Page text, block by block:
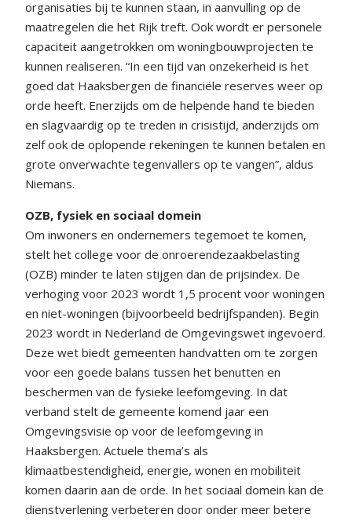
organisaties bij te kunnen staan, in aanvulling op de
maatregelen die het Rijk treft. Ook wordt er personele
capaciteit aangetrokken om woningbouwprojecten te
kunnen realiseren. “In een tijd van onzekerheid is het
goed dat Haaksbergen de financiële reserves weer op
orde heeft. Enerzijds om de helpende hand te bieden
en slagvaardig op te treden in crisistijd, anderzijds om
zelf ook de oplopende rekeningen te kunnen betalen en
grote onverwachte tegenvallers op te vangen”, aldus
Niemans.
OZB, fysiek en sociaal domein
Om inwoners en ondernemers tegemoet te komen,
stelt het college voor de onroerendezaakbelasting
(OZB) minder te laten stijgen dan de prijsindex. De
verhoging voor 2023 wordt 1,5 procent voor woningen
en niet-woningen (bijvoorbeeld bedrijfspanden). Begin
2023 wordt in Nederland de Omgevingswet ingevoerd.
Deze wet biedt gemeenten handvatten om te zorgen
voor een goede balans tussen het benutten en
beschermen van de fysieke leefomgeving. In dat
verband stelt de gemeente komend jaar een
Omgevingsvisie op voor de leefomgeving in
Haaksbergen. Actuele thema’s als
klimaatbestendigheid, energie, wonen en mobiliteit
komen daarin aan de orde. In het sociaal domein kan de
dienstverlening verbeteren door onder meer betere